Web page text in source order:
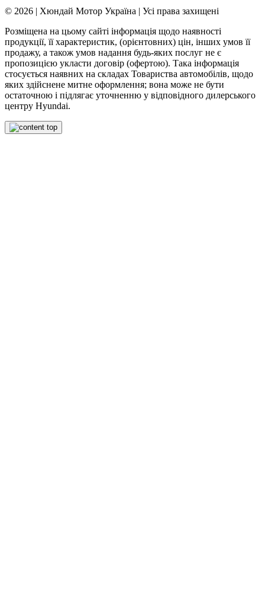
© 2026 | Хюндай Мотор Україна | Усі права захищені
Розміщена на цьому сайті інформація щодо наявності
продукції, її характеристик, (орієнтовних) цін, інших умов її
продажу, а також умов надання будь-яких послуг не є
пропозицією укласти договір (офертою). Така інформація
стосується наявних на складах Товариства автомобілів, щодо
яких здійснене митне оформлення; вона може не бути
остаточною і підлягає уточненню у відповідного дилерського
центру Hyundai.